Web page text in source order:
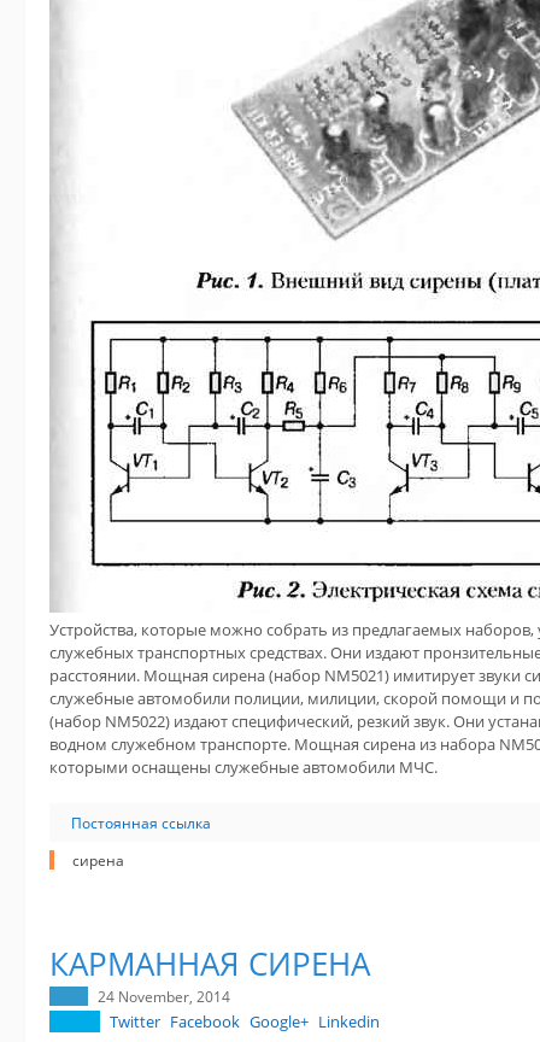
Устройства, которые можно собрать из предлагаемых наборов,
служебных транспортных средствах. Они издают
расстоянии. Мощная сирена (набор NM5021) имитирует звуки
служебные автомобили полиции, милиции, скорой помощи и
(набор NM5022) издают специфический, резкий звук. Они
водном служебном транспорте. Мощная сирена из набора
которыми оснащены служебные автомобили МЧС.
Постоянная ссылка
сирена
КАРМАННАЯ СИРЕНА
24 November, 2014
Twitter Facebook Google+ Linkedin